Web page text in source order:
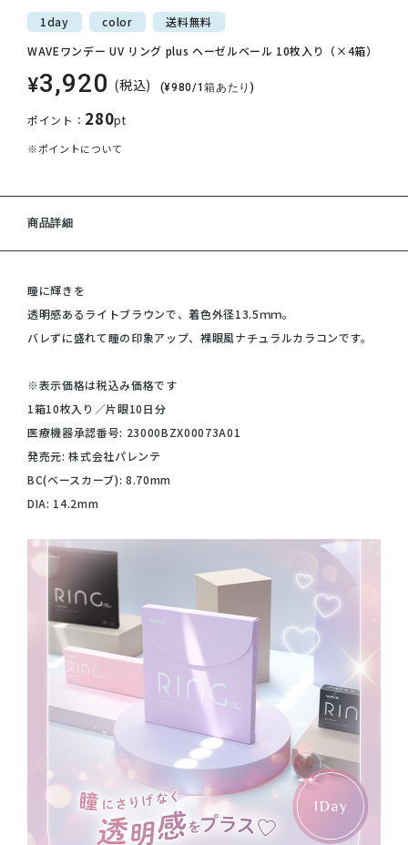
1day color 送料無料
WAVEワンデー UV リング plus ヘーゼルベール 10枚入り（×4箱）
¥3,920 (税込) (¥980/1箱あたり)
ポイント： 280pt
※ポイントについて
商品詳細
瞳に輝きを
透明感あるライトブラウンで、着色外径13.5ｍｍ。
バレずに盛れて瞳の印象アップ、裸眼風ナチュラルカラコンです。
※表示価格は税込み価格です
1箱10枚入り／片眼10日分
医療機器承認番号: 23000BZX00073A01
発売元: 株式会社パレンテ
BC(ベースカーブ): 8.70mm
DIA: 14.2mm